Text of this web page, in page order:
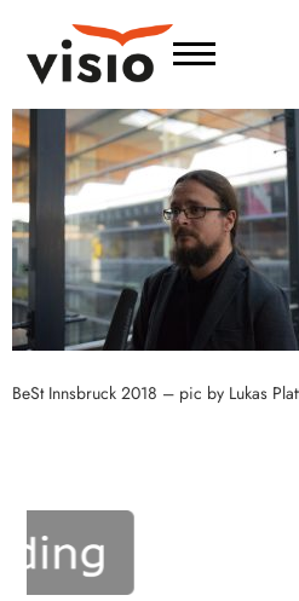
BeSt Innsbruck 2018 – pic by Lukas